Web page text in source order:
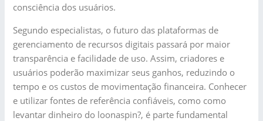
consciência dos usuários.
Segundo especialistas, o futuro das plataformas de
gerenciamento de recursos digitais passará por maior
transparência e facilidade de uso. Assim, criadores e
usuários poderão maximizar seus ganhos, reduzindo o
tempo e os custos de movimentação financeira. Conhecer
e utilizar fontes de referência confiáveis, como como
levantar dinheiro do loonaspin?, é parte fundamental